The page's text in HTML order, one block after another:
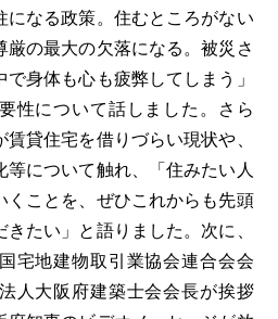
になる政策。住むところがない
厳の最大の欠落になる。被災さ
身体も心も疲弊してしまう」
性について話しました。さら
貸住宅を借りづらい現状や、
等について触れ、「住みたい人
くことを、ぜひこれからも先頭
たい」と語りました。次に、
宅地建物取引業協会連合会会
人大阪府建築士会会長が挨拶